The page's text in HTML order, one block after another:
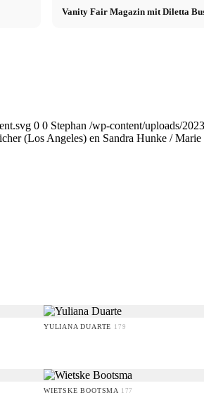
Vanity Fair Magazin mit Diletta
0 0 Stephan /wp-content/uploads/
(Los Angeles) en Sandra Hunke /
YULIANA DUARTE 179
WIETSKE BOOTSMA 177